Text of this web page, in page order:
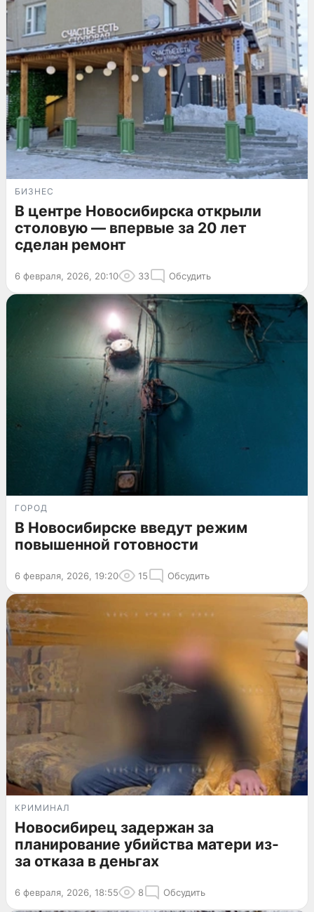
БИЗНЕС
В центре Новосибирска открыли
столовую — впервые за 20 лет
сделан ремонт
6 февраля, 2026, 20:10 33 Обсудить
ГОРОД
В Новосибирске введут режим
повышенной готовности
6 февраля, 2026, 19:20 15 Обсудить
КРИМИНАЛ
Новосибирец задержан за
планирование убийства матери из-
за отказа в деньгах
6 февраля, 2026, 18:55 8 Обсудить